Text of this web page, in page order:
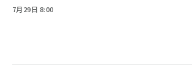
7月29日 8:00